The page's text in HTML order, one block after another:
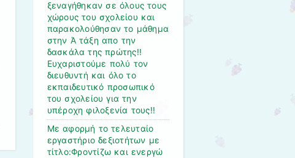
ξεναγήθηκαν σε όλους τους
χώρους του σχολείου και
παρακολούθησαν το μάθημα
στην Ά τάξη απο την
δασκάλα της πρώτης!!
Ευχαριστούμε πολύ τον
διευθυντή και όλο το
εκπαιδευτικό προσωπικό
του σχολείου για την
υπέροχη φιλοξενία τους!!
Με αφορμή το τελευταίο
εργαστήριο δεξιοτήτων με
τίτλο:Φροντίζω και ενεργώ